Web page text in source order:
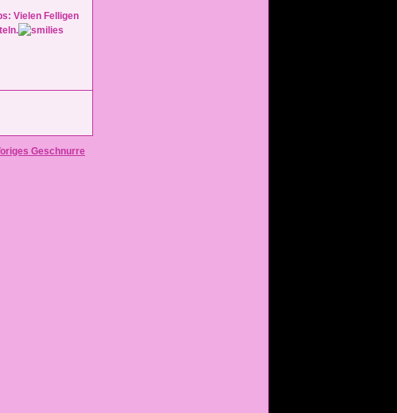
Vielen Felligen
Geschnurre